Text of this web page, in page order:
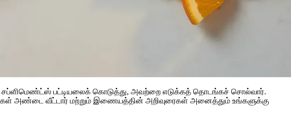
சப்ளிமெண்ட்ஸ் பட்டியலைக் கொடுத்து, அவற்றை எடுக்கத் தொடங்கச் சொல்வார்.
அண்டை வீட்டார் மற்றும் இணையத்தின் அறிவுரைகள் அனைத்தும் உங்களுக்கு